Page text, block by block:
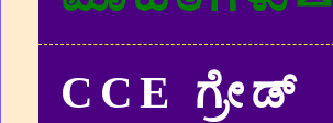
CCE ಗ್ರೇಡ್‌